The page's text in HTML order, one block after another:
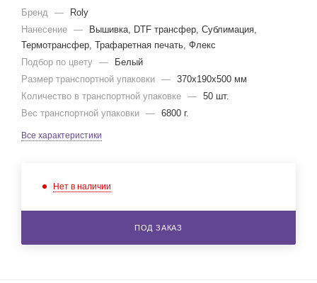
Бренд —
Roly
Нанесение —
Вышивка, DTF трансфер, Сублимация,
Термотрансфер, Трафаретная печать, Флекс
Подбор по цвету —
Белый
Размер транспортной упаковки — 370x190x500 мм
Количество в транспортной упаковке — 50 шт.
Вес транспортной упаковки — 6800 г.
Все характеристики
Нет в наличии
ПОД ЗАКАЗ